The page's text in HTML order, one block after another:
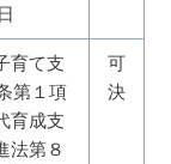
育て支
第１項
育成支
法第８
可
決